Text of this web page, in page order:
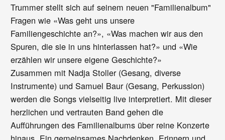
Trummer stellt sich auf seinem neuen "Familienalbum"
Fragen wie «Was geht uns unsere
Familiengeschichte an?», «Was machen wir aus den
Spuren, die sie in uns hinterlassen hat?» und «Wie
erzählen wir unsere eigene Geschichte?»
Zusammen mit Nadja Stoller (Gesang, diverse
Instrumente) und Samuel Baur (Gesang, Perkussion)
werden die Songs vielseitig live interpretiert. Mit dieser
herzlichen und vertrauten Band gehen die
Aufführungen des Familienalbums über reine Konzerte